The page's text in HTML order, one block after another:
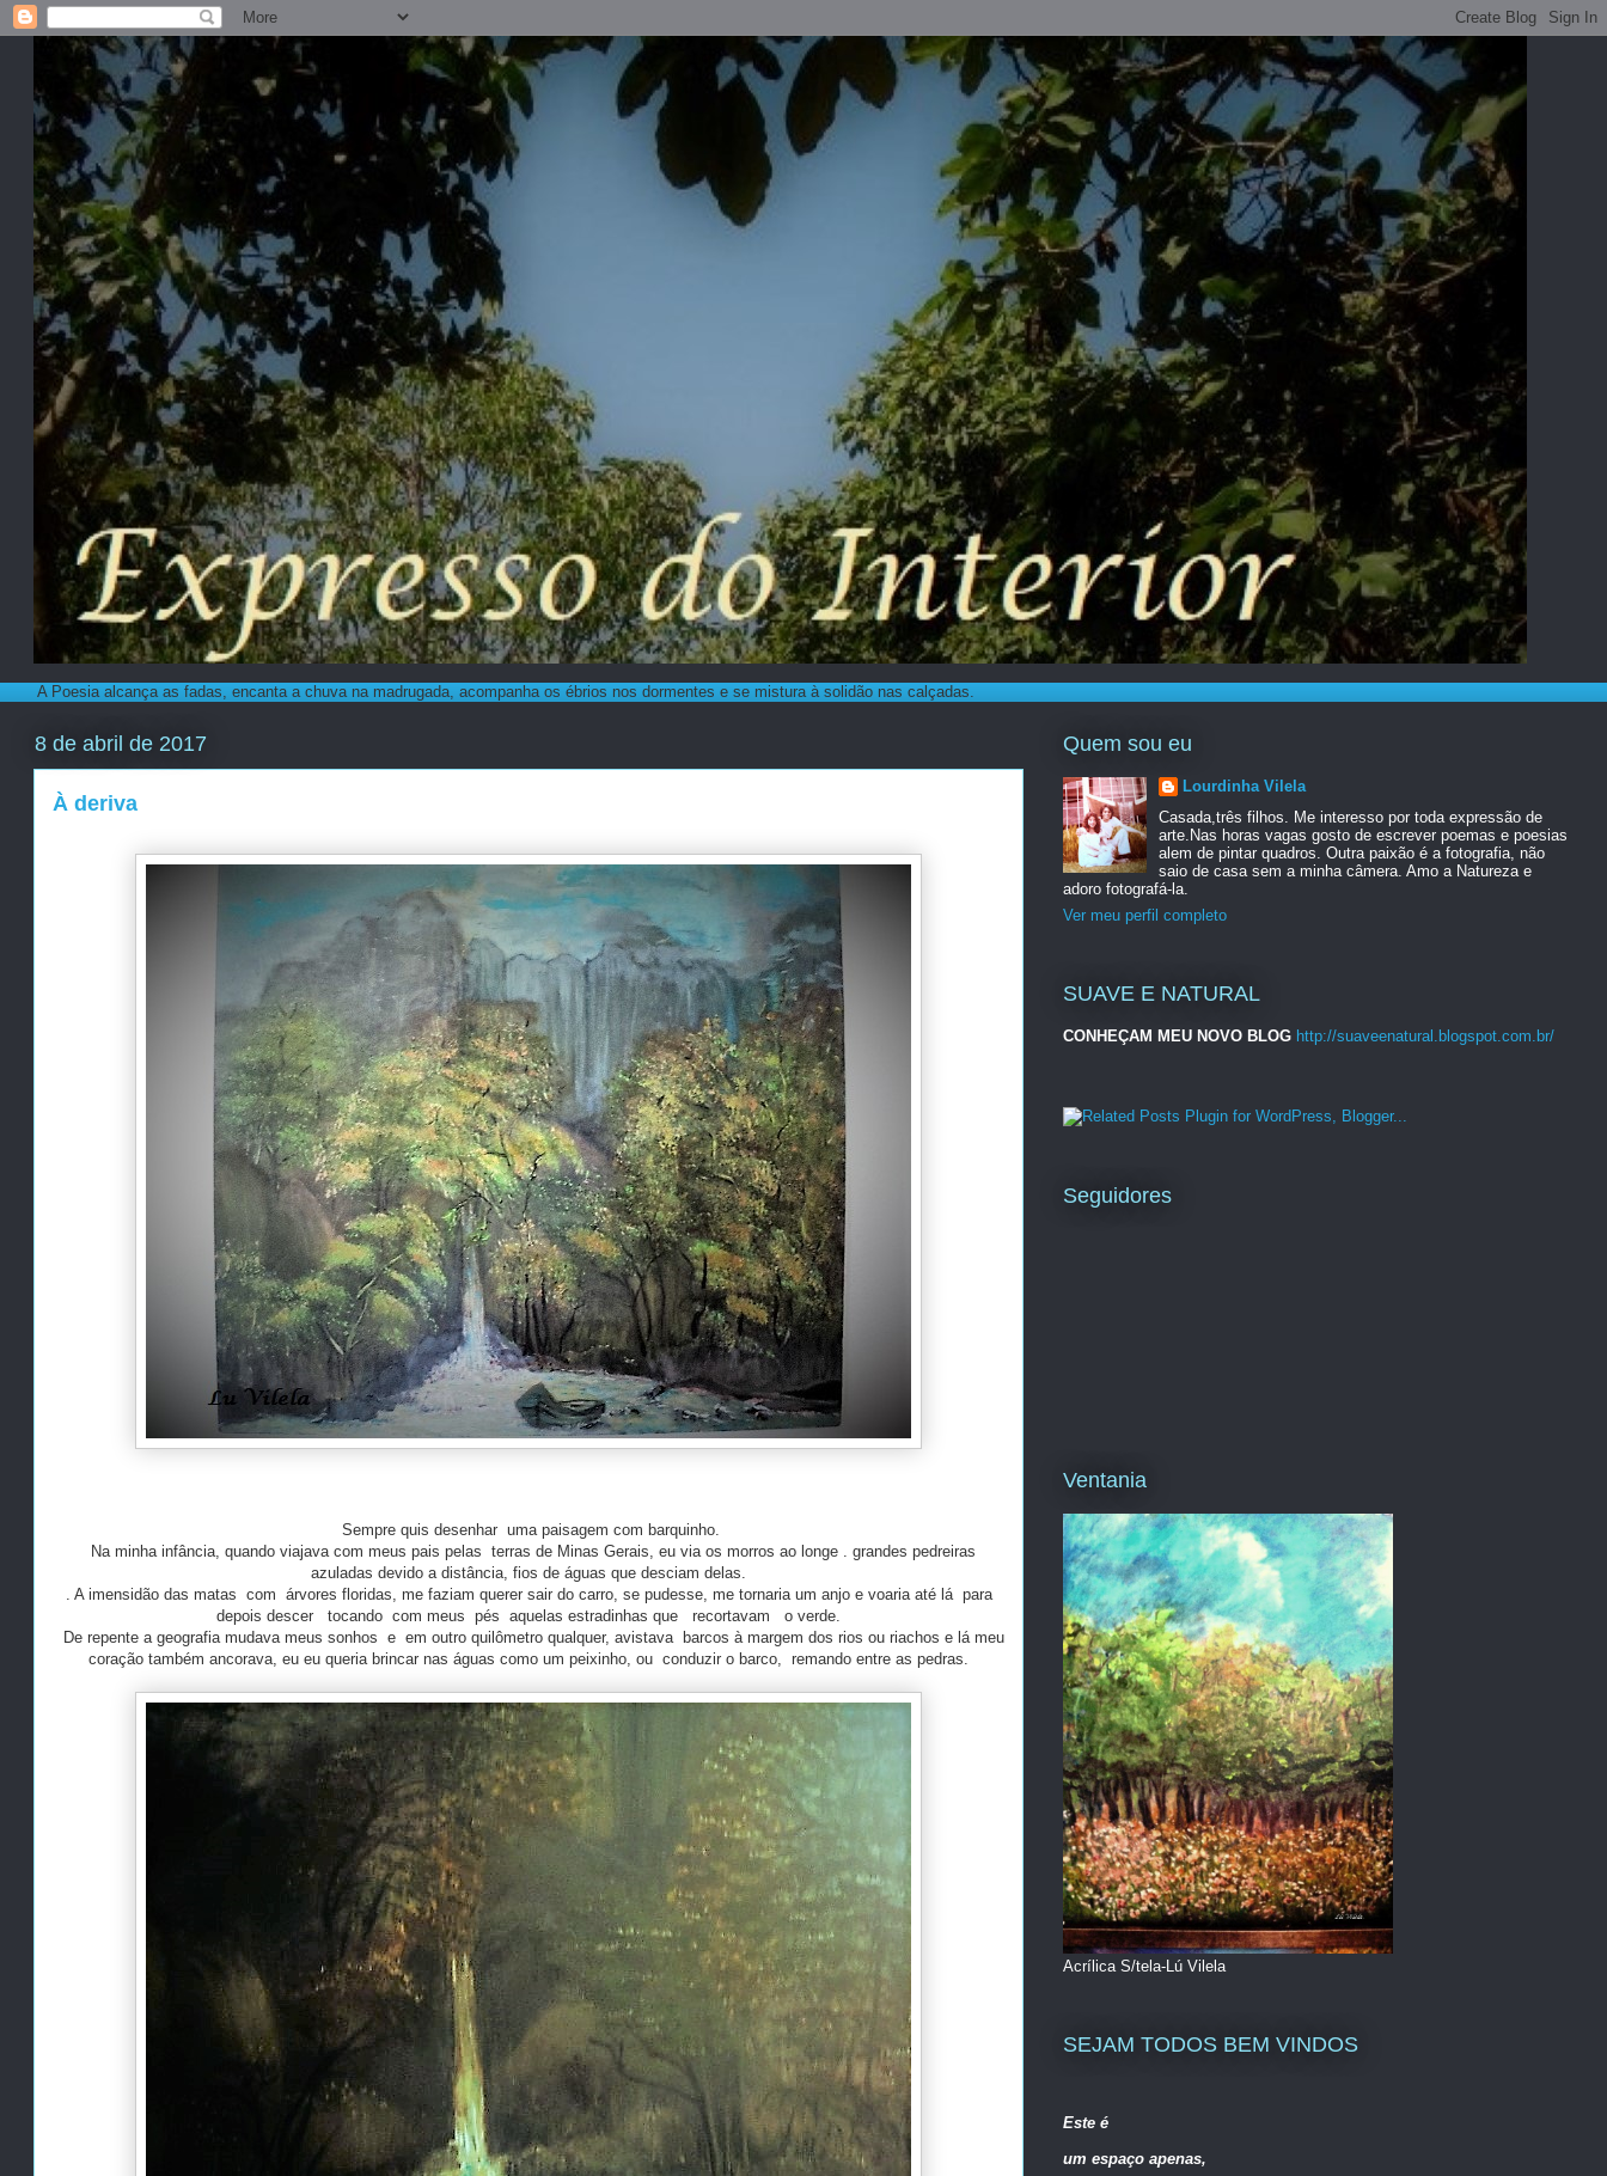
A Poesia alcança as fadas, encanta a chuva na madrugada, acompanha os ébrios nos dormentes e se mistura à solidão nas calçadas.
8 de abril de 2017
À deriva
Sempre quis desenhar uma paisagem com barquinho.
Na minha infância, quando viajava com meus pais pelas terras de Minas Gerais, eu via os morros ao longe . grandes pedreiras
azuladas devido a distância, fios de águas que desciam delas.
. A imensidão das matas com árvores floridas, me faziam querer sair do carro, se pudesse, me tornaria um anjo e voaria até lá para
depois descer tocando com meus pés aquelas estradinhas que recortavam o verde.
De repente a geografia mudava meus sonhos e em outro quilômetro qualquer, avistava barcos à margem dos rios ou riachos e lá meu
coração também ancorava, eu eu queria brincar nas águas como um peixinho, ou conduzir o barco, remando entre as pedras.
Quem sou eu
Lourdinha Vilela
Casada,três filhos. Me interesso por toda expressão de
arte.Nas horas vagas gosto de escrever poemas e poesias
alem de pintar quadros. Outra paixão é a fotografia, não
saio de casa sem a minha câmera. Amo a Natureza e
adoro fotografá-la.
Ver meu perfil completo
SUAVE E NATURAL
CONHEÇAM MEU NOVO BLOG http://suaveenatural.blogspot.com.br/
Seguidores
Ventania
Acrílica S/tela-Lú Vilela
SEJAM TODOS BEM VINDOS
Este é
um espaço apenas,